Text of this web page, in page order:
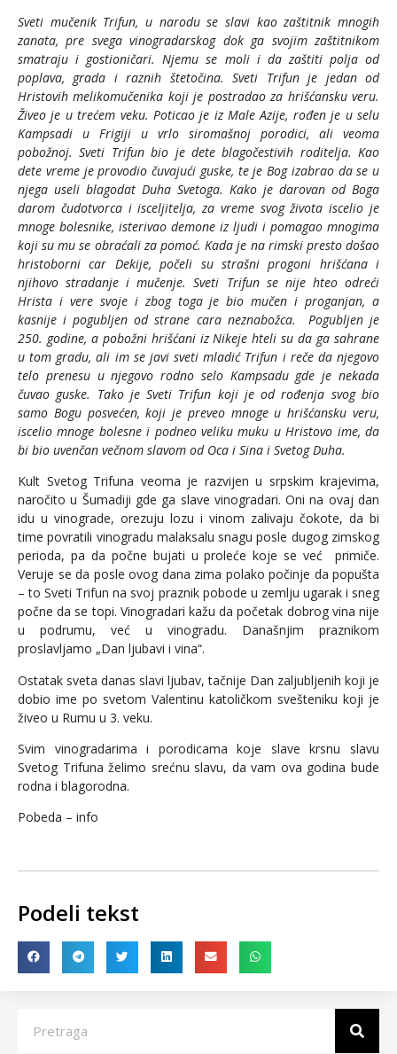
Sveti mučenik Trifun, u narodu se slavi kao zaštitnik mnogih
zanata, pre svega vinogradarskog dok ga svojim zaštitnikom
smatraju i gostioničari. Njemu se moli i da zaštiti polja od
poplava, grada i raznih štetočina. Sveti Trifun je jedan od
Hristovih melikomučenika koji je postradao za hrišćansku veru.
Živeo je u trećem veku. Poticao je iz Male Azije, rođen je u selu
Kampsadi u Frigiji u vrlo siromašnoj porodici, ali veoma
pobožnoj. Sveti Trifun bio je dete blagočestivih roditelja. Kao
dete vreme je provodio čuvajući guske, te je Bog izabrao da se u
njega useli blagodat Duha Svetoga. Kako je darovan od Boga
darom čudotvorca i isceljitelja, za vreme svog života iscelio je
mnoge bolesnike, isterivao demone iz ljudi i pomagao mnogima
koji su mu se obraćali za pomoć. Kada je na rimski presto došao
hristoborni car Dekije, počeli su strašni progoni hrišćana i
njihovo stradanje i mučenje. Sveti Trifun se nije hteo odreći
Hrista i vere svoje i zbog toga je bio mučen i proganjan, a
kasnije i pogubljen od strane cara neznabožca. Pogubljen je
250. godine, a pobožni hrišćani iz Nikeje hteli su da ga sahrane
u tom gradu, ali im se javi sveti mladić Trifun i reče da njegovo
telo prenesu u njegovo rodno selo Kampsadu gde je nekada
čuvao guske. Tako je Sveti Trifun koji je od rođenja svog bio
samo Bogu posvećen, koji je preveo mnoge u hrišćansku veru,
iscelio mnoge bolesne i podneo veliku muku u Hristovo ime, da
bi bio uvenčan večnom slavom od Oca i Sina i Svetog Duha.
Kult Svetog Trifuna veoma je razvijen u srpskim krajevima,
naročito u Šumadiji gde ga slave vinogradari. Oni na ovaj dan
idu u vinograde, orezuju lozu i vinom zalivaju čokote, da bi
time povratili vinogradu malaksalu snagu posle dugog zimskog
perioda, pa da počne bujati u proleće koje se već primiče.
Veruje se da posle ovog dana zima polako počinje da popušta
– to Sveti Trifun na svoj praznik pobode u zemlju ugarak i sneg
počne da se topi. Vinogradari kažu da početak dobrog vina nije
u podrumu, već u vinogradu. Današnjim praznikom
proslavljamo „Dan ljubavi i vina“.
Ostatak sveta danas slavi ljubav, tačnije Dan zaljubljenih koji je
dobio ime po svetom Valentinu katoličkom svešteniku koji je
živeo u Rumu u 3. veku.
Svim vinogradarima i porodicama koje slave krsnu slavu
Svetog Trifuna želimo srećnu slavu, da vam ova godina bude
rodna i blagorodna.
Pobeda – info
Podeli tekst